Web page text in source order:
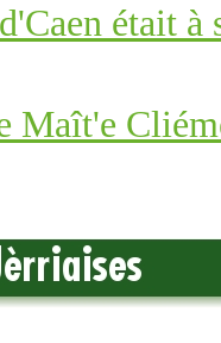
était
Maît'e